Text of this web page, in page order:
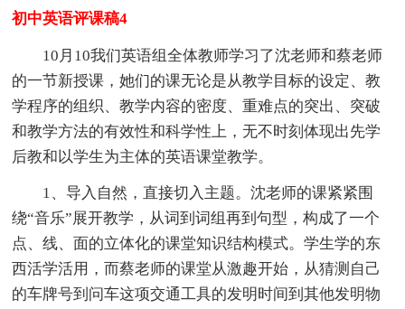
初中英语评课稿4
10月10我们英语组全体教师学习了沈老师和蔡老师
的一节新授课，她们的课无论是从教学目标的设定、教
学程序的组织、教学内容的密度、重难点的突出、突破
和教学方法的有效性和科学性上，无不时刻体现出先学
后教和以学生为主体的英语课堂教学。
1、导入自然，直接切入主题。沈老师的课紧紧围
绕“音乐”展开教学，从词到词组再到句型，构成了一个
点、线、面的立体化的课堂知识结构模式。学生学的东
西活学活用，而蔡老师的课堂从激趣开始，从猜测自己
的车牌号到问车这项交通工具的发明时间到其他发明物